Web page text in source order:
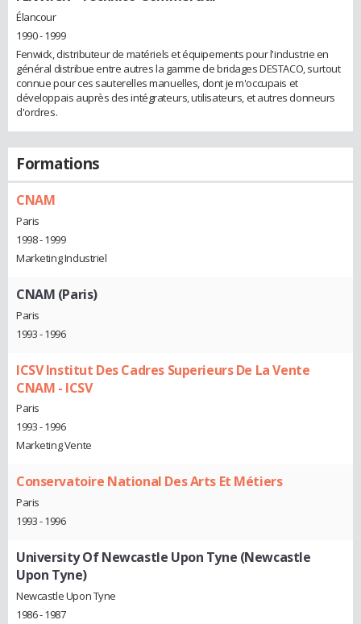
Élancour
1990 - 1999
Fenwick, distributeur de matériels et équipements pour l'industrie en
général distribue entre autres la gamme de bridages DESTACO, surtout
connue pour ces sauterelles manuelles, dont je m'occupais et
développais auprès des intégrateurs, utilisateurs, et autres donneurs
d'ordres.
Formations
CNAM
Paris
1998 - 1999
Marketing Industriel
CNAM (Paris)
Paris
1993 - 1996
ICSV Institut Des Cadres Superieurs De La Vente
CNAM - ICSV
Paris
1993 - 1996
Marketing Vente
Conservatoire National Des Arts Et Métiers
Paris
1993 - 1996
University Of Newcastle Upon Tyne (Newcastle
Upon Tyne)
Newcastle Upon Tyne
1986 - 1987